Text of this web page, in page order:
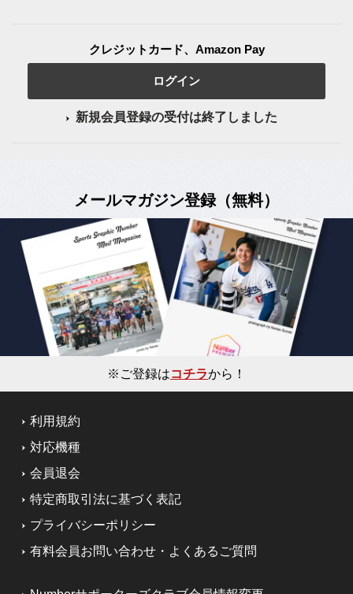
クレジットカード、Amazon Pay
ログイン
新規会員登録の受付は終了しました
メールマガジン登録（無料）
※ご登録はコチラから！
利用規約
対応機種
会員退会
特定商取引法に基づく表記
プライバシーポリシー
有料会員お問い合わせ・よくあるご質問